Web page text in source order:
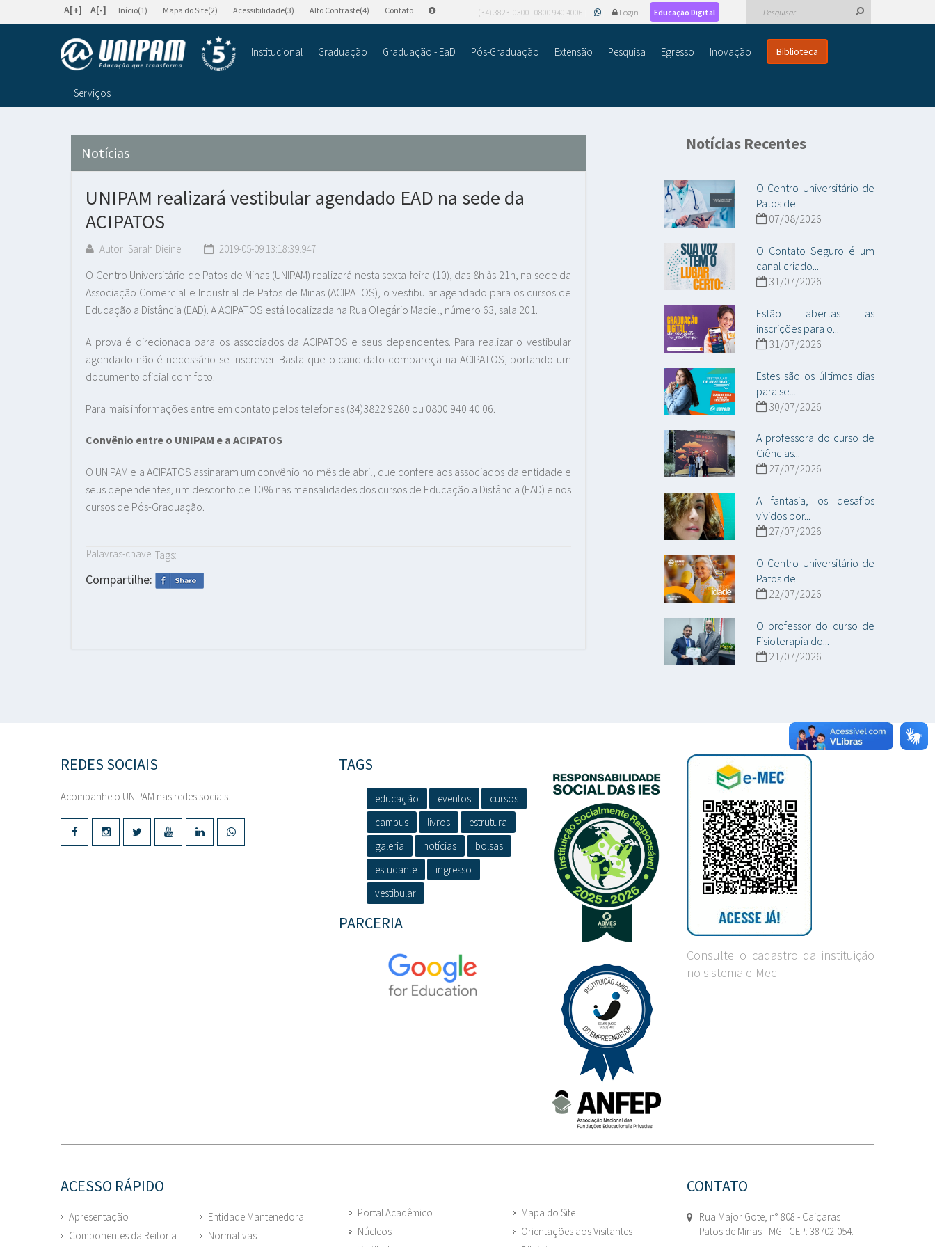
A[+] A[-] Início(1) Mapa do Site(2) Acessibilidade(3) Alto Contraste(4) Contato (34) 3823-0300 | 0800 940 4006 Login Educação Digital
Institucional Graduação Graduação - EaD Pós-Graduação Extensão Pesquisa Egresso Inovação Biblioteca
Serviços
Notícias
UNIPAM realizará vestibular agendado EAD na sede da
ACIPATOS
Autor: Sarah Dieine 2019-05-09 13:18:39.947
O Centro Universitário de Patos de Minas (UNIPAM) realizará nesta sexta-feira (10), das 8h às 21h, na sede da
Associação Comercial e Industrial de Patos de Minas (ACIPATOS), o vestibular agendado para os cursos de
Educação a Distância (EAD). A ACIPATOS está localizada na Rua Olegário Maciel, número 63, sala 201.
A prova é direcionada para os associados da ACIPATOS e seus dependentes. Para realizar o vestibular
agendado não é necessário se inscrever. Basta que o candidato compareça na ACIPATOS, portando um
documento oficial com foto.
Para mais informações entre em contato pelos telefones (34)3822 9280 ou 0800 940 40 06.
Convênio entre o UNIPAM e a ACIPATOS
O UNIPAM e a ACIPATOS assinaram um convênio no mês de abril, que confere aos associados da entidade e
seus dependentes, um desconto de 10% nas mensalidades dos cursos de Educação a Distância (EAD) e nos
cursos de Pós-Graduação.
Palavras-chave: Tags:
Compartilhe:
Notícias Recentes
O Centro Universitário de
Patos de...
07/08/2026
O Contato Seguro é um
canal criado...
31/07/2026
Estão abertas as
inscrições para o...
31/07/2026
Estes são os últimos dias
para se...
30/07/2026
A professora do curso de
Ciências...
27/07/2026
A fantasia, os desafios
vividos por...
27/07/2026
O Centro Universitário de
Patos de...
22/07/2026
O professor do curso de
Fisioterapia do...
21/07/2026
REDES SOCIAIS
Acompanhe o UNIPAM nas redes sociais.
TAGS
educação eventos
cursos
campus
livros
estrutura
galeria
notícias
bolsas
estudante
ingresso
vestibular
PARCERIA
Consulte o cadastro da instituição
no sistema e-Mec
ACESSO RÁPIDO
Apresentação
Componentes da Reitoria
Entidade Mantenedora
Normativas
Portal Acadêmico
Núcleos
Mapa do Site
Orientações aos Visitantes
CONTATO
Rua Major Gote, n° 808 - Caiçaras
Patos de Minas - MG - CEP: 38702-054.